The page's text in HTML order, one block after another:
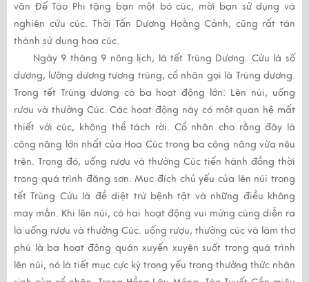
văn Đế Tào Phi tặng bạn một bó cúc, mời bạn sử dụng và
nghiên cứu cúc. Thời Tấn Dương Hoằng Cảnh, cũng rất tán
thành sử dụng hoa cúc.
Ngày 9 tháng 9 nông lịch, là tết Trùng Dương. Cửu là số
dương, lưỡng dương tương trùng, cổ nhân gọi là Trùng dương.
Trong tết Trùng dương có ba hoạt động lớn: Lên núi, uống
rượu và thưởng Cúc. Các họat động này có một quan hệ mất
thiết với cúc, không thể tách rời. Cổ nhân cho rằng đây là
công năng lớn nhất của Hoa Cúc trong ba công năng vừa nêu
trên. Trong đó, uống rượu và thưởng Cúc tiến hành đồng thời
trong quá trình đăng sơn. Mục đích chủ yếu của lên núi trong
tết Trùng Cửu là đề diệt trừ bệnh tật và những điều không
may mắn. Khi lên núi, có hai hoạt động vui mừng cùng diễn ra
là uống rượu và thưởng Cúc. uống rượu, thưởng cúc và làm thơ
phú là ba hoạt động quán xuyến xuyên suốt trong quá trình
lên núi, nó là tiết mục cực kỳ trong yếu trong thưởng thức nhân